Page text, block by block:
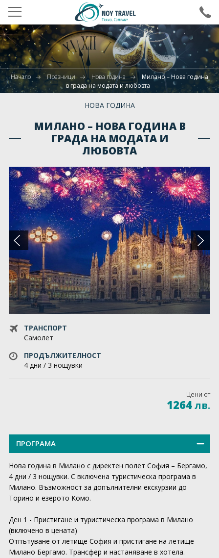
ВХОД ЗА АГЕНТИ
ХОТЕЛИ В БЪЛГАРИЯ
ДЕСТИНАЦИИ
ПРАЗНИЦИ
МЕРОПРИЯТИЯ
ДЕТСКИ ЛАГЕРИ
ПОЛЕТИ
КРУИЗИ
За нас
Запитване
Общи условия
GDPR
Контакти
Начало Празници Нова година
Милано – Нова година
в града на модата и любовта
НОВА ГОДИНА
МИЛАНО – НОВА ГОДИНА В
ГРАДА НА МОДАТА И
ЛЮБОВТА
ТРАНСПОРТ
Самолет
ПРОДЪЛЖИТЕЛНОСТ
4 дни / 3 нощувки
Цени от
1264лв.
ПРОГРАМА
Нова година в Милано с директен полет София – Бергамо,
4 дни / 3 нощувки. С включена туристическа програма в
Милано. Възможност за допълнителни екскурзии до
Торино и езерото Комо.
Ден 1 - Пристигане и туристическа програма в Милано
(включено в цената)
Отпътуване от летище София и пристигане на летище
Милано Бергамо. Трансфер и настаняване в хотела.